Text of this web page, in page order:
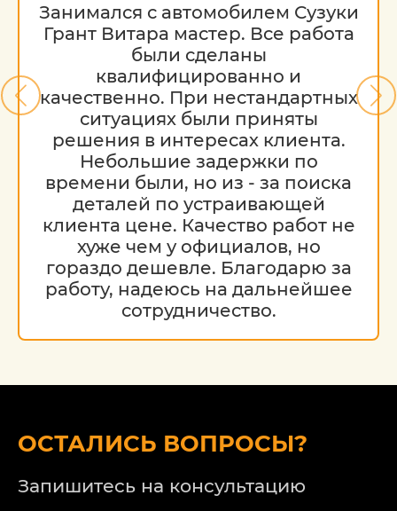
Занимался с автомобилем Сузуки
Грант Витара мастер. Все работа
были сделаны
квалифицированно и
качественно. При нестандартных
ситуациях были приняты
решения в интересах клиента.
Небольшие задержки по
времени были, но из - за поиска
деталей по устраивающей
клиента цене. Качество работ не
хуже чем у официалов, но
гораздо дешевле. Благодарю за
работу, надеюсь на дальнейшее
сотрудничество.
ОСТАЛИСЬ ВОПРОСЫ?
Запишитесь на консультацию